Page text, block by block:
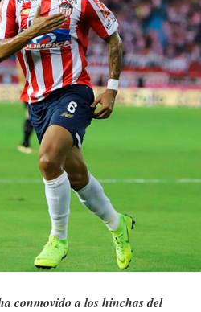
conmovido a los hinchas del